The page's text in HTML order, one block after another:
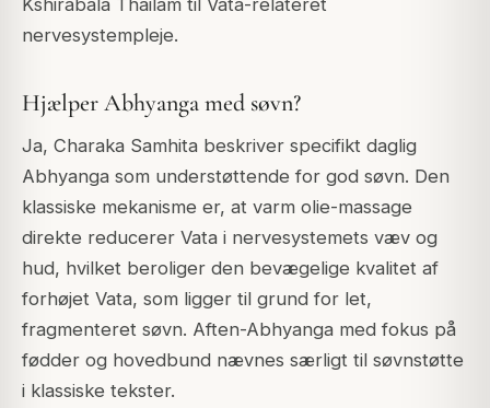
Kshirabala Thailam til Vata-relateret
nervesystempleje.
Hjælper Abhyanga med søvn?
Ja, Charaka Samhita beskriver specifikt daglig
Abhyanga som understøttende for god søvn. Den
klassiske mekanisme er, at varm olie-massage
direkte reducerer Vata i nervesystemets væv og
hud, hvilket beroliger den bevægelige kvalitet af
forhøjet Vata, som ligger til grund for let,
fragmenteret søvn. Aften-Abhyanga med fokus på
fødder og hovedbund nævnes særligt til søvnstøtte
i klassiske tekster.